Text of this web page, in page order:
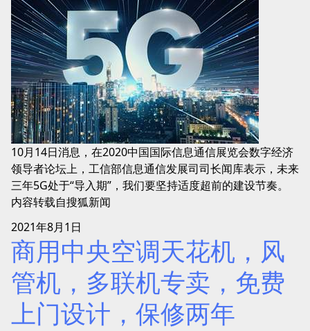
10月14日消息，在2020中国国际信息通信展览会数字经济
领导者论坛上，工信部信息通信发展司司长闻库表示，未来
三年5G处于“导入期”，我们要坚持适度超前的建设节奏。
内容转载自搜狐新闻
2021年8月1日
商用中央空调天花机，风
管机，多联机专卖，免费
上门设计，保修两年